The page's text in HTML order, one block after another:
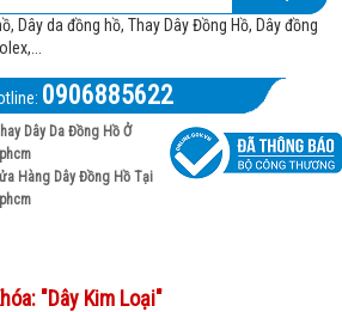
Dây da đồng hồ, Thay Dây Đồng Hồ, Dây đồng
0906885622
Dây Da Đồng Hồ Ở
Hàng Dây Đồng Hồ Tại
"dây Kim Loại"